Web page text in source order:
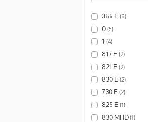
355 E(5)
0(5)
1 (4)
817 E(2)
821 E(2)
830 E(2)
730 E(2)
825 E(1)
830 MHD(1)